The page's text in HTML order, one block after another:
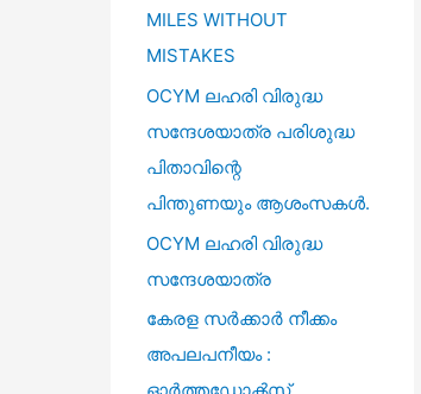
MILES WITHOUT
MISTAKES
OCYM ലഹരി വിരുദ്ധ
സന്ദേശയാത്ര പരിശുദ്ധ
പിതാവിന്റെ
പിന്തുണയും ആശംസകൾ.
OCYM ലഹരി വിരുദ്ധ
സന്ദേശയാത്ര
കേരള സർക്കാർ നീക്കം
അപലപനീയം :